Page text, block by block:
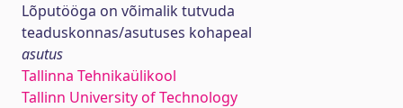
Lõputööga on võimalik tutvuda
teaduskonnas/asutuses kohapeal
asutus
Tallinna Tehnikaülikool
Tallinn University of Technology